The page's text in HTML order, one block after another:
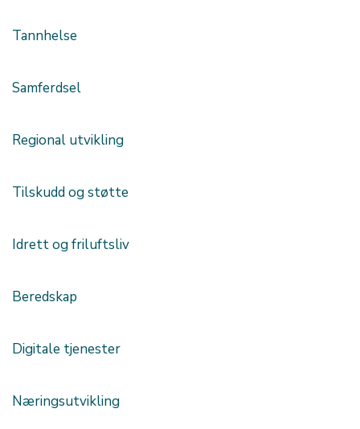
Tannhelse
Samferdsel
Regional utvikling
Tilskudd og støtte
Idrett og friluftsliv
Beredskap
Digitale tjenester
Næringsutvikling